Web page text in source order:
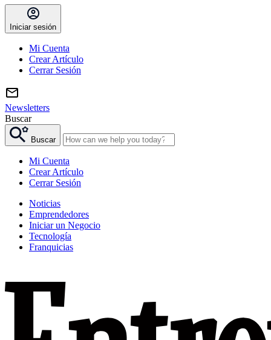
Iniciar sesión
Mi Cuenta
Crear Artículo
Cerrar Sesión
Newsletters
Buscar
Buscar
Mi Cuenta
Crear Artículo
Cerrar Sesión
Noticias
Emprendedores
Iniciar un Negocio
Tecnología
Franquicias